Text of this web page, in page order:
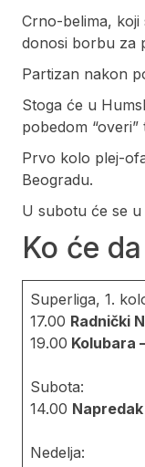
Crno-belima, koji
donosi borbu za
Partizan nakon
Stoga će u
pobedom “overi”
Prvo kolo plej-
Beogradu.
U subotu će se u
Ko će
Superliga, 1.
17.00 Radnički
19.00 Kolubara
Subota:
14.00
Nedelja: